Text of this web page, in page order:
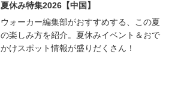
夏休み特集2026【中国】
ウォーカー編集部がおすすめする、この夏
の楽しみ方を紹介。夏休みイベント＆おで
かけスポット情報が盛りだくさん！